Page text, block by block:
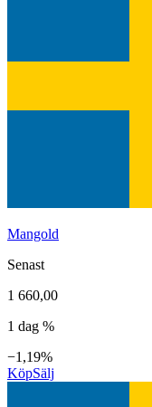
Mangold
Senast
1 660,00
1 dag %
−1,19%
KöpSälj